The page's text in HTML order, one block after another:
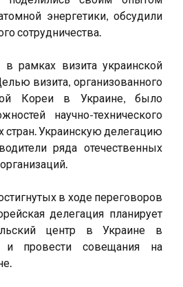
энергетики, обсудили
сотрудничества.
в рамках визита украинской
визита, организованного
Кореи в Украине, было
научно-технического
стран. Украинскую делегацию
ряда отечественных
в ходе переговоров
делегация планирует
центр в Украине в
и провести совещания на